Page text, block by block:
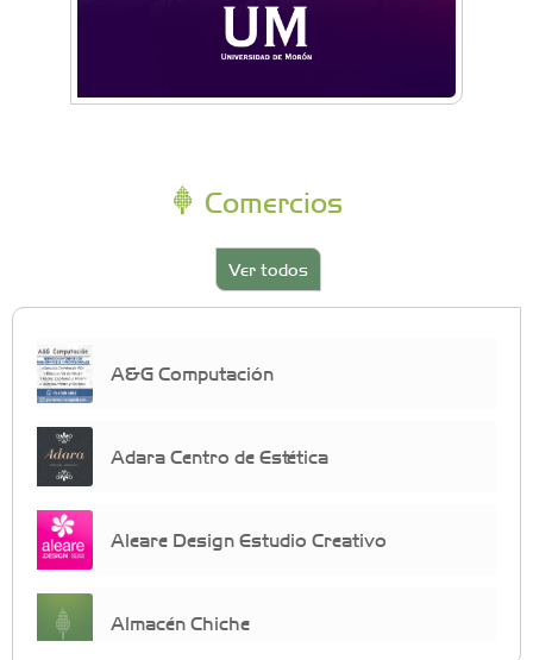
Comercios
Ver todos
A&G Computación
Adara Centro de Estética
Aleare Design Estudio Creativo
Almacén Chiche